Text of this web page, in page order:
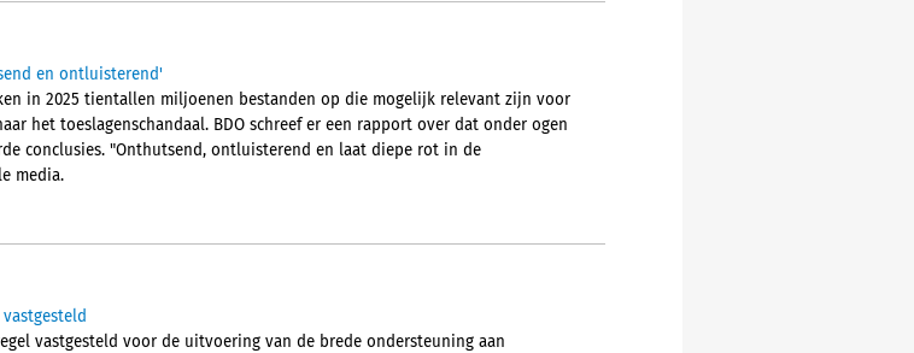
en ontluisterend'
in 2025 tientallen miljoenen bestanden op die mogelijk relevant zijn voor
het toeslagenschandaal. BDO schreef er een rapport over dat onder ogen
conclusies. "Onthutsend, ontluisterend en laat diepe rot in de
media.
vastgesteld voor de uitvoering van de brede ondersteuning aan